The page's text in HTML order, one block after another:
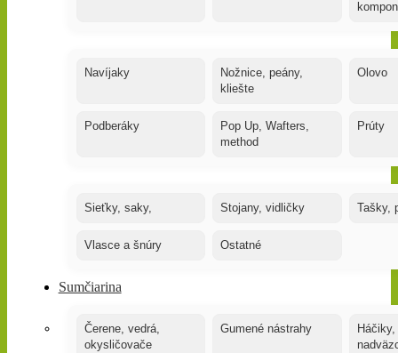
Navíjaky
Nožnice, peány,
kliešte
Olovo
Podberáky
Pop Up, Wafters,
method
Prúty
Sieťky, saky, Stojany, vidličky Tašky,
Vlasce a šnúry Ostatné
Sumčiarina
Čerene, vedrá,
okysličovače
Gumené nástrahy